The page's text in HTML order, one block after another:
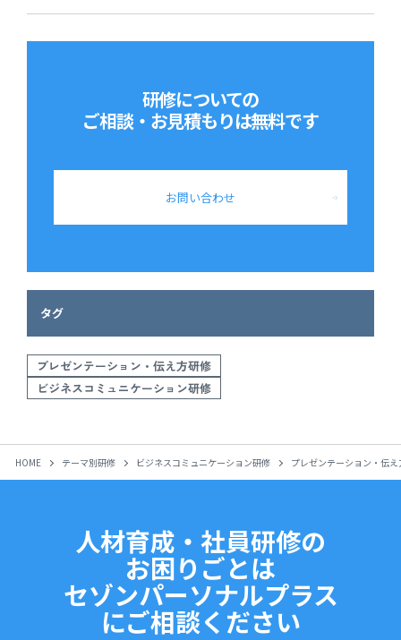
研修についての
ご相談・お見積もりは無料です
お問い合わせ
タグ
プレゼンテーション・伝え方研修
ビジネスコミュニケーション研修
HOME テーマ別研修 ビジネスコミュニケーション研修 プレゼンテーション・伝え
人材育成・社員研修の
お困りごとは
セゾンパーソナルプラス
にご相談ください